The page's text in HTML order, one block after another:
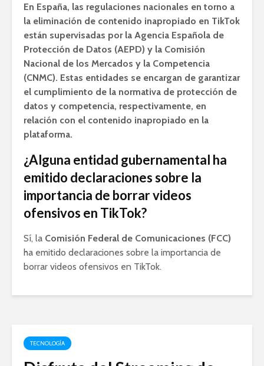
En España, las regulaciones nacionales en torno a
la eliminación de contenido inapropiado en TikTok
están supervisadas por la Agencia Española de
Protección de Datos (AEPD) y la Comisión
Nacional de los Mercados y la Competencia
(CNMC). Estas entidades se encargan de garantizar
el cumplimiento de la normativa de protección de
datos y competencia, respectivamente, en
relación con el contenido inapropiado en la
plataforma.
¿Alguna entidad gubernamental ha
emitido declaraciones sobre la
importancia de borrar videos
ofensivos en TikTok?
Sí, la Comisión Federal de Comunicaciones (FCC)
ha emitido declaraciones sobre la importancia de
borrar videos ofensivos en TikTok.
TECNOLOGÍA